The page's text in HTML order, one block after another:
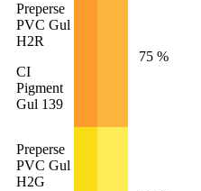
Preperse
PVC Gul
H2R
CI
Pigment
Gul 139
75 %
Preperse
PVC Gul
H2G